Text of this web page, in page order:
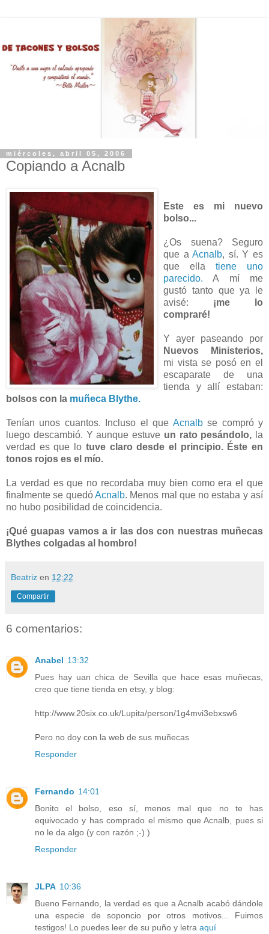
miércoles, abril 05, 2006
Copiando a Acnalb
Este es mi nuevo
bolso...
¿Os suena? Seguro
que aAcnalb, sí. Y es
que ella tiene uno
parecido. A mí me
gustó tanto que ya le
avisé: ¡me lo
compraré!
Y ayer paseando por
Nuevos Ministerios,
mi vista se posó en el
escaparate de una
tienda y allí estaban:
bolsos con la muñeca Blythe.
Tenían unos cuantos. Incluso el que Acnalbse compró y
luego descambió. Y aunque estuve un rato pesándolo, la
verdad es que lo tuve claro desde el principio. Éste en
tonos rojos es el mío.
La verdad es que no recordaba muy bien como era el que
finalmente se quedóAcnalb. Menos mal que no estaba y así
no hubo posibilidad de coincidencia.
¡Qué guapas vamos a ir las dos con nuestras muñecas
Blythes colgadas al hombro!
Beatriz en 12:22
Compartir
6 comentarios:
Anabel 13:32
Pues hay uan chica de Sevilla que hace esas muñecas,
creo que tiene tienda en etsy, y blog:
http://www.20six.co.uk/Lupita/person/1g4mvi3ebxsw6
Pero no doy con la web de sus muñecas
Responder
Fernando 14:01
Bonito el bolso, eso sí, menos mal que no te has
equivocado y has comprado el mismo que Acnalb, pues si
no le da algo (y con razón ;-) )
Responder
JLPA 10:36
Bueno Fernando, la verdad es que a Acnalb acabó dándole
una especie de soponcio por otros motivos... Fuimos
testigos! Lo puedes leer de su puño y letra aquí